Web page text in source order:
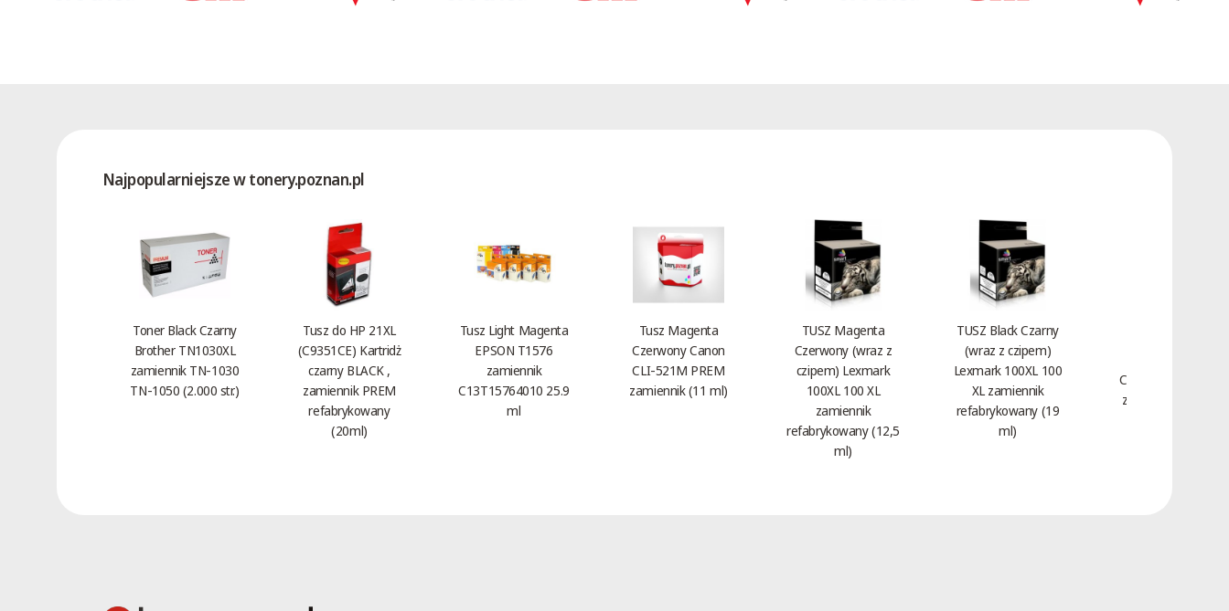
Najpopularniejsze w tonery.poznan.pl
Toner Black Czarny
Brother TN1030XL
zamiennik TN-1030
TN-1050 (2.000 str.)
Tusz do HP 21XL
(C9351CE) Kartridż
czarny BLACK ,
zamiennik PREM
refabrykowany
(20ml)
Tusz Light Magenta
EPSON T1576
zamiennik
C13T15764010 25.9
ml
Tusz Magenta
Czerwony Canon
CLI-521M PREM
zamiennik (11 ml)
TUSZ Magenta
Czerwony (wraz z
czipem) Lexmark
100XL 100 XL
zamiennik
refabrykowany (12,5
ml)
TUSZ Black Czarny
(wraz z czipem)
Lexmark 100XL 100
XL zamiennik
refabrykowany (19
ml)
Czerwony HP 312A
zamiennik CF383A